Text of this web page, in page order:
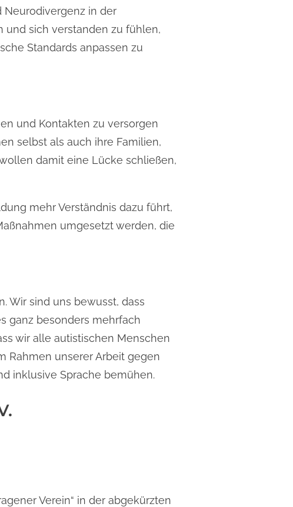
Neurodivergenz in der
und sich verstanden zu fühlen,
Standards anpassen zu
und Kontakten zu versorgen
selbst als auch ihre Familien,
damit eine Lücke schließen,
mehr Verständnis dazu führt,
umgesetzt werden, die
Wir sind uns bewusst, dass
ganz besonders mehrfach
wir alle autistischen Menschen
Rahmen unserer Arbeit gegen
inklusive Sprache bemühen.
Verein“ in der abgekürzten